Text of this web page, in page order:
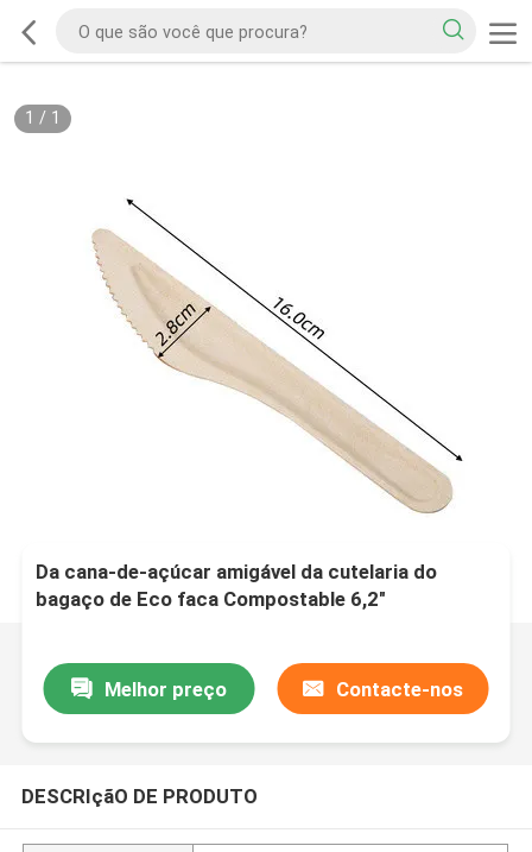
1 / 1
Da cana-de-açúcar amigável da cutelaria do
bagaço de Eco faca Compostable 6,2"
Melhor preço Contacte-nos
DESCRIçãO DE PRODUTO